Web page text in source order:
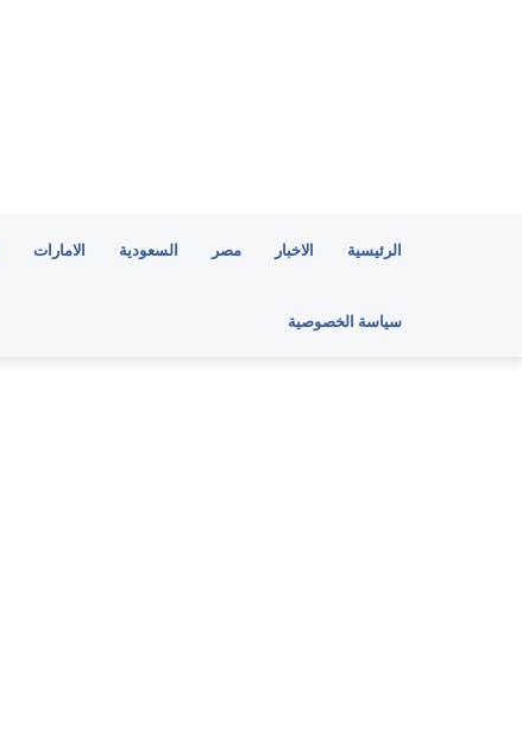
الرئيسية الاخبار مصر السعودية الامارات
سياسة الخصوصية